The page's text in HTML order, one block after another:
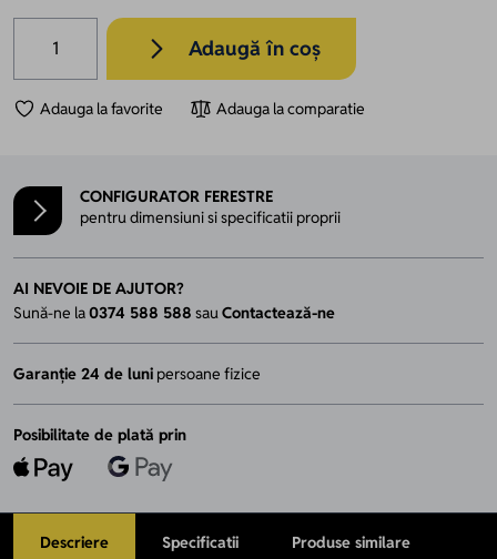
Adaugă în coș
Adauga la favorite Adauga la comparatie
CONFIGURATOR FERESTRE
pentru dimensiuni si specificatii proprii
AI NEVOIE DE AJUTOR?
Sună-ne la0374 588 588 sauContactează-ne
Garanție 24 de luni persoane fizice
Posibilitate de plată prin
Descriere Specificatii Produse similare